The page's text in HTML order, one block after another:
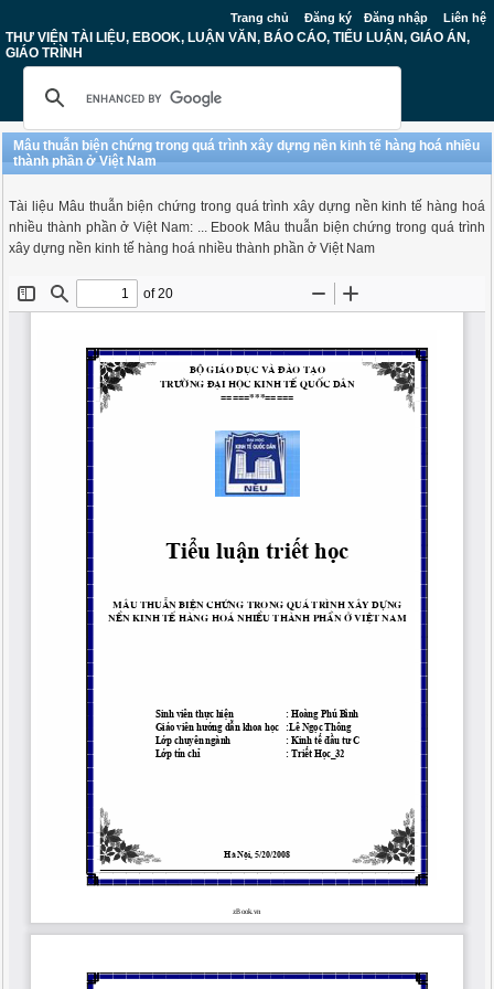
Trang chủ Đăng ký Đăng nhập Liên hệ
THƯ VIỆN TÀI LIỆU, EBOOK, LUẬN VĂN, BÁO CÁO, TIỂU LUẬN, GIÁO ÁN,
GIÁO TRÌNH
Mâu thuẫn biện chứng trong quá trình xây dựng nền kinh tế hàng hoá nhiều
thành phần ở Việt Nam
Tài liệu Mâu thuẫn biện chứng trong quá trình xây dựng nền kinh tế hàng hoá
nhiều thành phần ở Việt Nam: ... Ebook Mâu thuẫn biện chứng trong quá trình
xây dựng nền kinh tế hàng hoá nhiều thành phần ở Việt Nam